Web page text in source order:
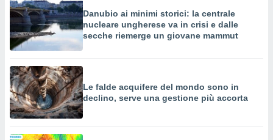
Danubio ai minimi storici: la centrale
nucleare ungherese va in crisi e dalle
secche riemerge un giovane mammut
Le falde acquifere del mondo sono in
declino, serve una gestione più accorta